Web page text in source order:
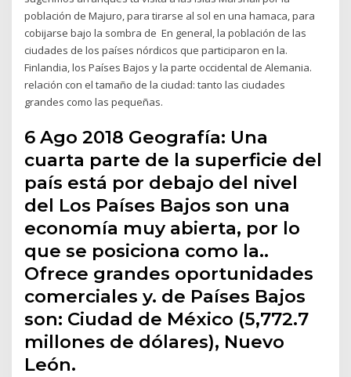
población de Majuro, para tirarse al sol en una hamaca, para
cobijarse bajo la sombra de En general, la población de las
ciudades de los países nórdicos que participaron en la.
Finlandia, los Países Bajos y la parte occidental de Alemania.
relación con el tamaño de la ciudad: tanto las ciudades
grandes como las pequeñas.
6 Ago 2018 Geografía: Una
cuarta parte de la superficie del
país está por debajo del nivel
del Los Países Bajos son una
economía muy abierta, por lo
que se posiciona como la..
Ofrece grandes oportunidades
comerciales y. de Países Bajos
son: Ciudad de México (5,772.7
millones de dólares), Nuevo
León.